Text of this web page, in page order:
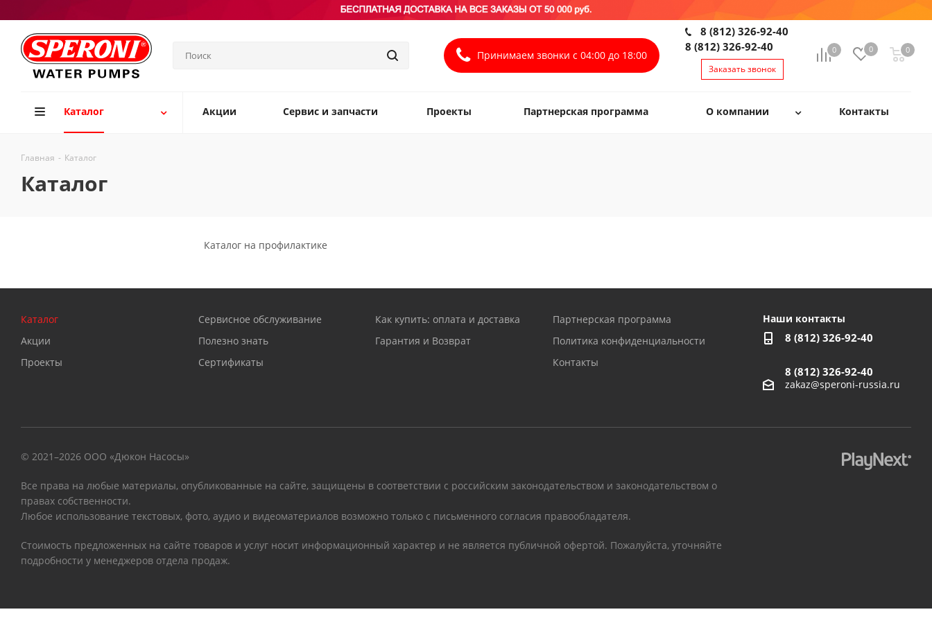
Принимаем звонки с 04:00 до 18:00 0 0 0
0
8 (812) 326-92-40
8 (812) 326-92-40
Заказать звонок
Каталог Акции Сервис и запчасти Проекты Партнерская программа О компании Контакты
Главная - Каталог
Каталог
Каталог на профилактике
Каталог
Акции
Проекты
Сервисное обслуживание
Полезно знать
Сертификаты
Как купить: оплата и доставка
Гарантия и Возврат
Партнерская программа
Политика конфиденциальности
Контакты
Наши контакты
8 (812) 326-92-40
8 (812) 326-92-40
zakaz@speroni-russia.ru
© 2021–2026 ООО «Дюкон Насосы»
Все права на любые материалы, опубликованные на сайте, защищены в соответствии с российским законодательством и законодательством о
правах собственности.
Любое использование текстовых, фото, аудио и видеоматериалов возможно только с письменного согласия правообладателя.
Стоимость предложенных на сайте товаров и услуг носит информационный характер и не является публичной офертой. Пожалуйста, уточняйте
подробности у менеджеров отдела продаж.